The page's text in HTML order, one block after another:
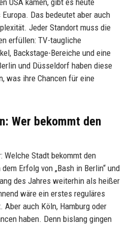
USA kamen, gibt es heute
Das bedeutet aber auch
Jeder Standort muss die
erfüllen: TV-taugliche
Backstage-Bereiche und eine
und Düsseldorf haben diese
was ihre Chancen für eine
Wer bekommt den
Welche Stadt bekommt den
Erfolg von „Bash in Berlin“ und
des Jahres weiterhin als heißer
wäre ein erstes reguläres
Aber auch Köln, Hamburg oder
haben. Denn bislang gingen